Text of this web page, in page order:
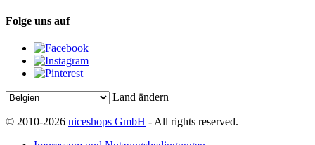
Folge uns auf
Land ändern
© 2010-2026 niceshops GmbH - All rights reserved.